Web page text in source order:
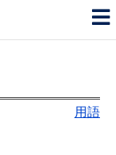
用語